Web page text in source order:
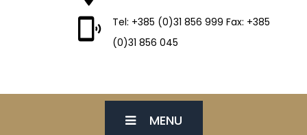
Tel: +385 (0)31 856 999 Fax: +385
(0)31 856 045
MENU